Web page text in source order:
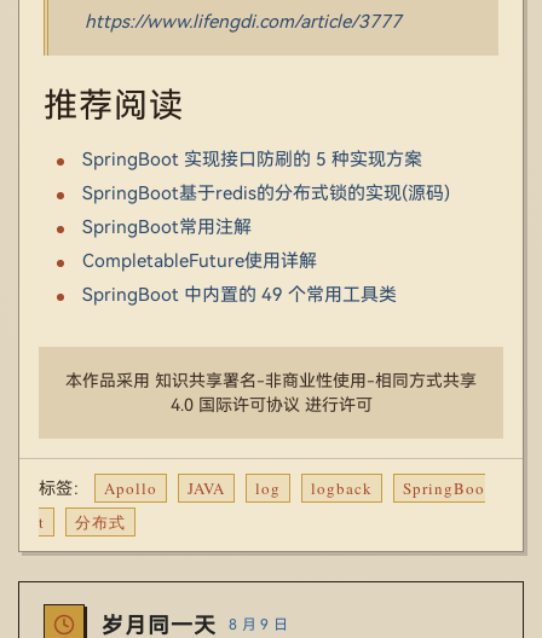
https://www.lifengdi.com/article/3777
推荐阅读
SpringBoot 实现接口防刷的 5 种实现方案
SpringBoot基于redis的分布式锁的实现(源码)
SpringBoot常用注解
CompletableFuture使用详解
SpringBoot 中内置的 49 个常用工具类
本作品采用 知识共享署名-非商业性使用-相同方式共享
4.0 国际许可协议 进行许可
标签： Apollo JAVA log logback
SpringBoo
t
分布式
岁月同一天 8 月 9 日